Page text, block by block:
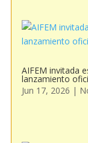
AIFEM invitada
lanzamiento
Jun 17, 2026 |